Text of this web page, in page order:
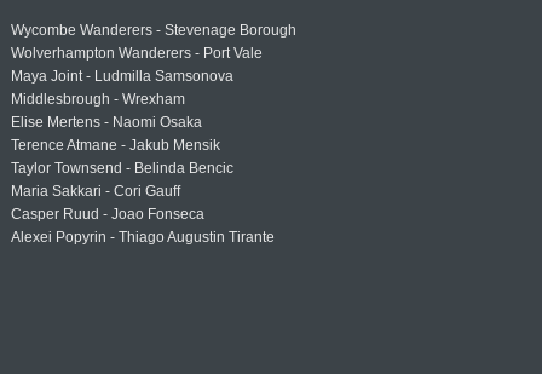
Wycombe Wanderers - Stevenage Borough
Wolverhampton Wanderers - Port Vale
Maya Joint - Ludmilla Samsonova
Middlesbrough - Wrexham
Elise Mertens - Naomi Osaka
Terence Atmane - Jakub Mensik
Taylor Townsend - Belinda Bencic
Maria Sakkari - Cori Gauff
Casper Ruud - Joao Fonseca
Alexei Popyrin - Thiago Augustin Tirante